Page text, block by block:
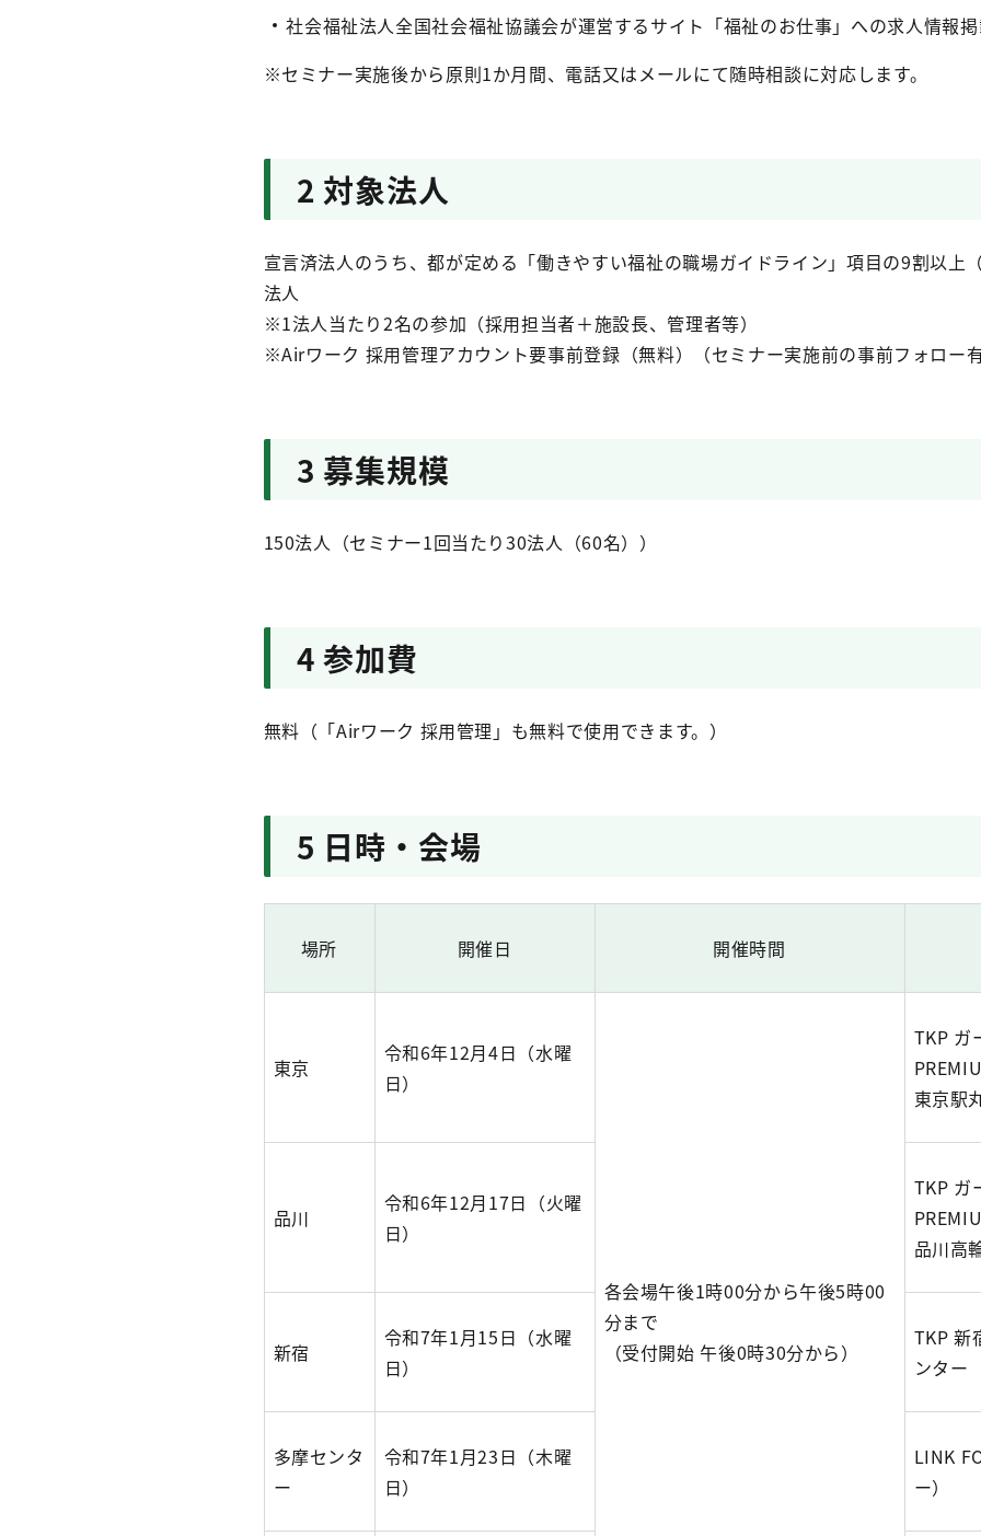
社会福祉法人全国社会福祉協議会が運営するサイト「福祉のお仕事」への求人情報
※セミナー実施後から原則1か月間、電話又はメールにて随時相談に対応します。
2 対象法人
宣言済法人のうち、都が定める「働きやすい福祉の職場ガイドライン」項目の9割以
法人
※1法人当たり2名の参加（採用担当者＋施設長、管理者等）
※Airワーク 採用管理アカウント要事前登録（無料）（セミナー実施前の事前フォロー
3 募集規模
150法人（セミナー1回当たり30法人（60名））
4 参加費
無料（「Airワーク 採用管理」も無料で使用できます。）
5 日時・会場
場所 開催日 開催時間
東京
令和6年12月4日（水曜
日）
各会場午後1時00分から午後5時00
分まで
（受付開始 午後0時30分から）
TKP ガ
東京駅
品川
令和6年12月17日（火曜
日）
TKP ガ
品川高
新宿
令和7年1月15日（水曜
日）
TKP 新
ンター
多摩センタ
ー
令和7年1月23日（木曜
日）
LINK
ー）